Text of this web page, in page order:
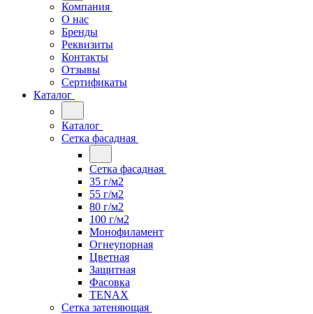
Компания
О нас
Бренды
Реквизиты
Контакты
Отзывы
Сертификаты
Каталог
Каталог
Сетка фасадная
Сетка фасадная
35 г/м2
55 г/м2
80 г/м2
100 г/м2
Монофиламент
Огнеупорная
Цветная
Защитная
Фасовка
TENAX
Сетка затеняющая